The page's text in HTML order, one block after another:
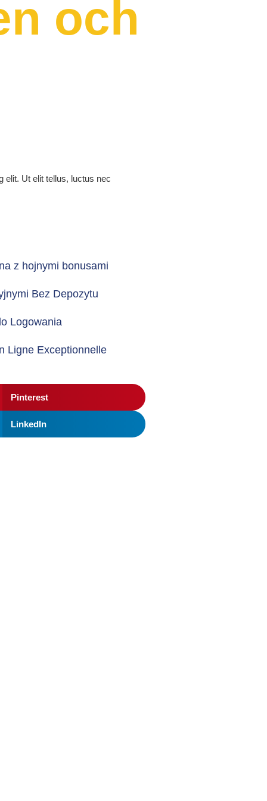
och
elit. Ut elit tellus, luctus nec
z hojnymi bonusami
Bez Depozytu
Logowania
Ligne Exceptionnelle
Pinterest
LinkedIn